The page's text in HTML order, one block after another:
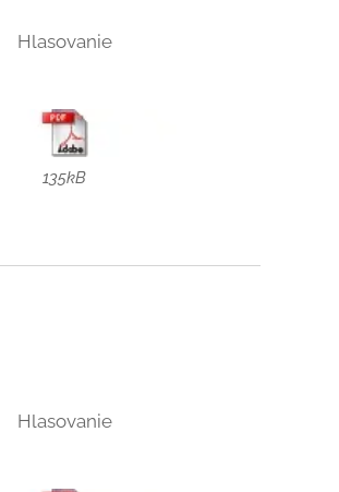
Hlasovanie
135kB
Hlasovanie